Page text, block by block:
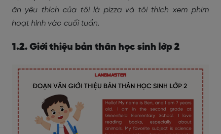
ăn yêu thích của tôi là pizza và tôi thích xem phim
hoạt hình vào cuối tuần.
1.2. Giới thiệu bản thân học sinh lớp 2